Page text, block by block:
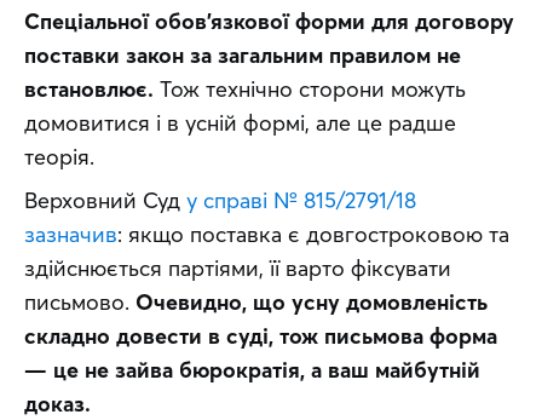
Спеціальної обов’язкової форми для договору
поставки закон за загальним правилом не
встановлює. Тож технічно сторони можуть
домовитися і в усній формі, але це радше
теорія.
Верховний Суд у справі № 815/2791/18
зазначив: якщо поставка є довгостроковою та
здійснюється партіями, її варто фіксувати
письмово. Очевидно, що усну домовленість
складно довести в суді, тож письмова форма
— це не зайва бюрократія, а ваш майбутній
доказ.